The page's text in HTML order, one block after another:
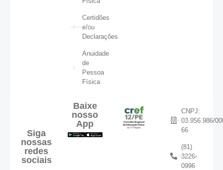
Certidões
e/ou
Declarações
Anuidade
de
Pessoa
Física
Siga
nossas
redes
sociais
Baixe
nosso
App
CNPJ:
03.956.986/
66
(81)
3226-
0996